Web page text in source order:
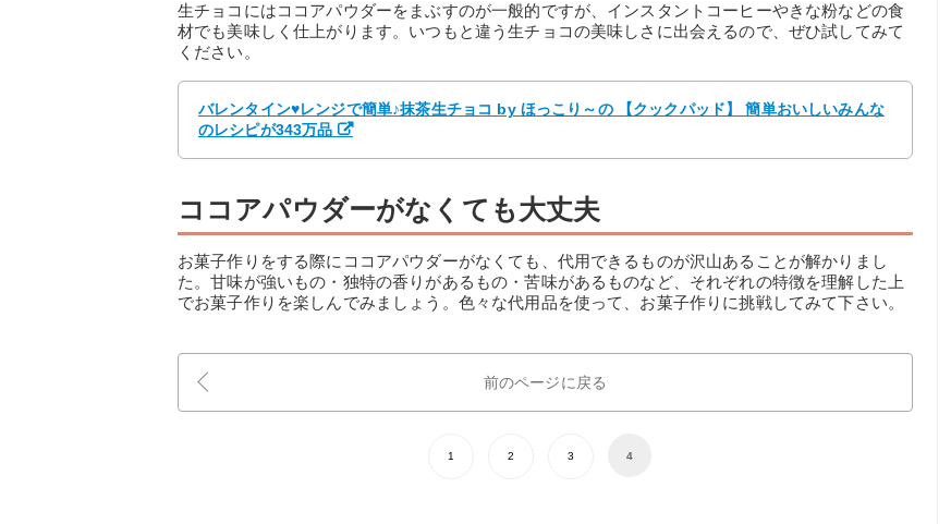
生チョコにはココアパウダーをまぶすのが一般的ですが、インスタントコーヒーやきな粉などの食
材でも美味しく仕上がります。いつもと違う生チョコの美味しさに出会えるので、ぜひ試してみて
ください。
バレンタイン♥レンジで簡単♪抹茶生チョコ by ほっこり～の 【クックパッド】 簡単おいしいみんな
のレシピが343万品
ココアパウダーがなくても大丈夫
お菓子作りをする際にココアパウダーがなくても、代用できるものが沢山あることが解かりまし
た。甘味が強いもの・独特の香りがあるもの・苦味があるものなど、それぞれの特徴を理解した上
でお菓子作りを楽しんでみましょう。色々な代用品を使って、お菓子作りに挑戦してみて下さい。
前のページに戻る
1 2 3 4